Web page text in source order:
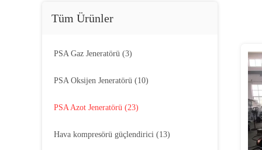
Tüm Ürünler
PSA Gaz Jeneratörü (3)
PSA Oksijen Jeneratörü (10)
PSA Azot Jeneratörü (23)
Hava kompresörü güçlendirici (13)